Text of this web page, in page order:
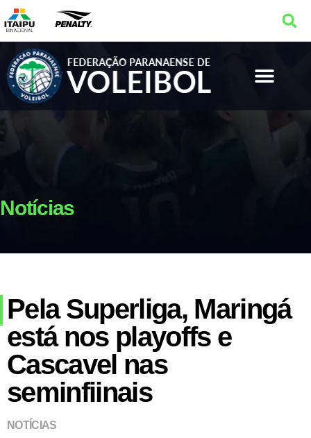
Notícias
Pela Superliga, Maringá
está nos playoffs e
Cascavel nas
seminfiinais
NOTÍCIAS